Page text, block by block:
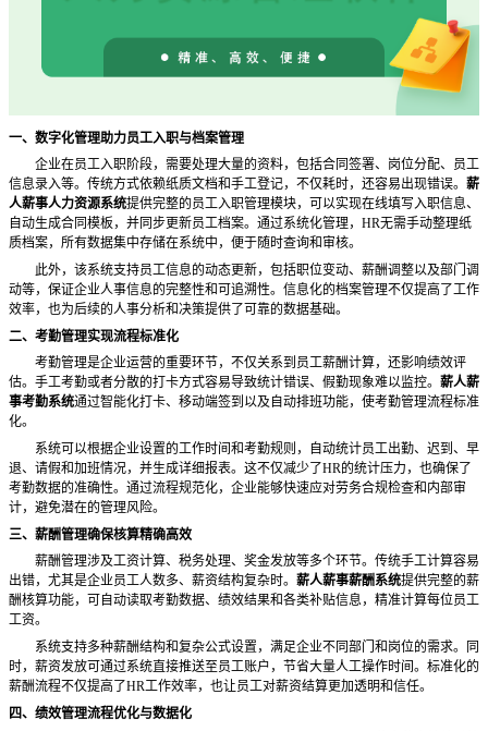
一、数字化管理助力员工入职与档案管理
企业在员工入职阶段，需要处理大量的资料，包括合同签署、岗位分配、员工
信息录入等。传统方式依赖纸质文档和手工登记，不仅耗时，还容易出现错误。 薪
人薪事人力资源系统提供完整的员工入职管理模块，可以实现在线填写入职信息、
自动生成合同模板，并同步更新员工档案。通过系统化管理， HR无需手动整理纸
质档案，所有数据集中存储在系统中，便于随时查询和审核。
此外，该系统支持员工信息的动态更新，包括职位变动、薪酬调整以及部门调
动等，保证企业人事信息的完整性和可追溯性。信息化的档案管理不仅提高了工作
效率，也为后续的人事分析和决策提供了可靠的数据基础。
二、考勤管理实现流程标准化
考勤管理是企业运营的重要环节，不仅关系到员工薪酬计算，还影响绩效评
估。手工考勤或者分散的打卡方式容易导致统计错误、假勤现象难以监控。 薪人薪
事考勤系统通过智能化打卡、移动端签到以及自动排班功能，使考勤管理流程标准
化。
系统可以根据企业设置的工作时间和考勤规则，自动统计员工出勤、迟到、早
退、请假和加班情况，并生成详细报表。这不仅减少了HR的统计压力，也确保了
考勤数据的准确性。通过流程规范化，企业能够快速应对劳务合规检查和内部审
计，避免潜在的管理风险。
三、薪酬管理确保核算精确高效
薪酬管理涉及工资计算、税务处理、奖金发放等多个环节。传统手工计算容易
出错，尤其是企业员工人数多、薪资结构复杂时。 薪人薪事薪酬系统提供完整的薪
酬核算功能，可自动读取考勤数据、绩效结果和各类补贴信息，精准计算每位员工
工资。
系统支持多种薪酬结构和复杂公式设置，满足企业不同部门和岗位的需求。同
时，薪资发放可通过系统直接推送至员工账户，节省大量人工操作时间。标准化的
薪酬流程不仅提高了HR工作效率，也让员工对薪资结算更加透明和信任。
四、绩效管理流程优化与数据化